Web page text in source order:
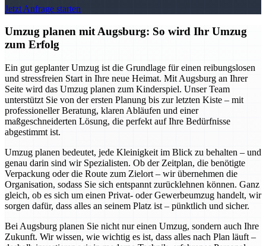
Jetzt Anfrage starten
Umzug planen mit Augsburg: So wird Ihr Umzug
zum Erfolg
Ein gut geplanter Umzug ist die Grundlage für einen reibungslosen
und stressfreien Start in Ihre neue Heimat. Mit Augsburg an Ihrer
Seite wird das Umzug planen zum Kinderspiel. Unser Team
unterstützt Sie von der ersten Planung bis zur letzten Kiste – mit
professioneller Beratung, klaren Abläufen und einer
maßgeschneiderten Lösung, die perfekt auf Ihre Bedürfnisse
abgestimmt ist.
Umzug planen bedeutet, jede Kleinigkeit im Blick zu behalten – und
genau darin sind wir Spezialisten. Ob der Zeitplan, die benötigte
Verpackung oder die Route zum Zielort – wir übernehmen die
Organisation, sodass Sie sich entspannt zurücklehnen können. Ganz
gleich, ob es sich um einen Privat- oder Gewerbeumzug handelt, wir
sorgen dafür, dass alles an seinem Platz ist – pünktlich und sicher.
Bei Augsburg planen Sie nicht nur einen Umzug, sondern auch Ihre
Zukunft. Wir wissen, wie wichtig es ist, dass alles nach Plan läuft –